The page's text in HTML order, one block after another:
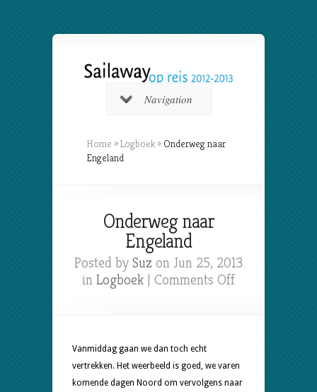
Navigation
Home »Logboek » Onderweg naar
Engeland
Onderweg naar
Engeland
Posted by Suz on Jun 25, 2013
in Logboek | Comments Offon
Vanmiddag gaan we dan toch echt
vertrekken. Het weerbeeld is goed, we varen
komende dagen Noord om vervolgens naar